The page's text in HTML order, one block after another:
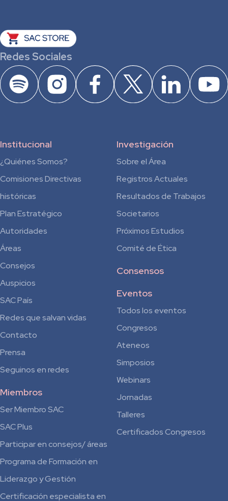
Redes Sociales
Institucional
¿Quiénes Somos?
Comisiones Directivas
históricas
Plan Estratégico
Autoridades
Áreas
Consejos
Auspicios
SAC País
Redes que salvan vidas
Contacto
Prensa
Seguinos en redes
Miembros
Ser Miembro SAC
SAC Plus
Participar en consejos/ áreas
Programa de Formación en
Liderazgo y Gestión
Certificación especialista en
Investigación
Sobre el Área
Registros Actuales
Resultados de Trabajos
Societarios
Próximos Estudios
Comité de Ética
Consensos
Eventos
Todos los eventos
Congresos
Ateneos
Simposios
Webinars
Jornadas
Talleres
Certificados Congresos